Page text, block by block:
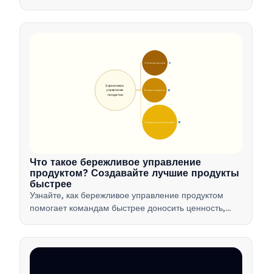
🎯 Основные принципы
🛠️ Процесс внедрения
💡 Преимущества и инструменты
Бережливое
управление
продуктом
Что такое бережливое управление
продуктом? Создавайте лучшие продукты
быстрее
Узнайте, как бережливое управление продуктом
помогает командам быстрее доносить ценность,